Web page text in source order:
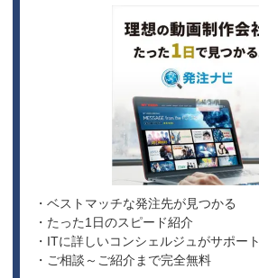
・ベストマッチな発注先が見つかる
・たった1日のスピード紹介
・ITに詳しいコンシェルジュがサポート
・ご相談～ご紹介まで完全無料